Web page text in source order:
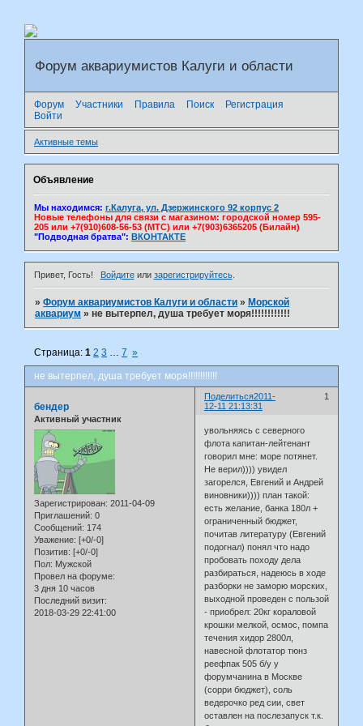
Форум аквариумистов Калуги и области
Форум Участники Правила Поиск
Регистрация
Войти
Активные темы
Объявление
Мы находимся: г.Калуга, ул. Дзержинского 92 корпус 2
Новые телефоны для связи с магазином: городской номер 595-
205 или +7(910)608-56-53 (МТС) или +7(903)6365205 (Билайн)
"Подводная братва": ВКОНТАКТЕ
Привет, Гость! Войдитеили зарегистрируйтесь.
»Форум аквариумистов Калуги и области » Морской
аквариум »не вытерпел, душа требует моря!!!!!!!!!!!!
не вытерпел, душа требует моря!!!!!!!!!!!!
Страница:1 2 3 … 7 »
Поделиться 1
2011-
12-11 21:13:31
бендер
Активный участник
Зарегистрирован: 2011-04-09
Приглашений: 0
Сообщений: 174
Уважение: [+0/-0]
Позитив: [+0/-0]
Пол: Мужской
Провел на форуме:
3 дня 10 часов
Последний визит:
2018-03-29 22:41:00
увольняясь с северного
флота капитан-лейтенант
говорил мне: море потянет.
Не верил)))) увидел
загорелся, Евгений и Андрей
виновники)))) план такой:
есть желание, банка 180л +
ограниченный бюджет,
почитав литературу (Евгений
подогнал) понял что надо
пробовать походу дела
разбираться, надеюсь в ходе
разборки не заморю морских,
выходной проведен с пользой
- приобрел: 20кг кораловой
крошки мелкой, осмос, помпа
течения хидор 2800л,
навесной флотатор тюнз
реефпак 505 б/у у
форумчанина в Москве
(сорри бюджет), соль
ведерочко ред сии, свет
оставлен на послезапуск т.к.